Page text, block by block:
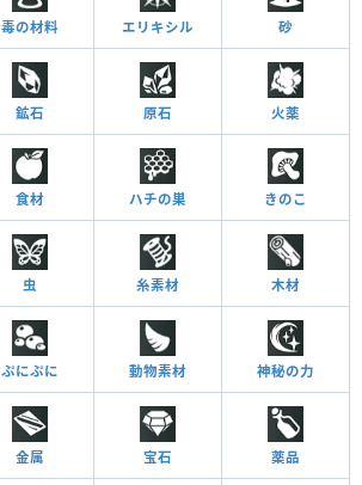
毒の材料 エリキシル 砂
鉱石 原石 火薬
食材 ハチの巣 きのこ
虫 糸素材 木材
ぷにぷに 動物素材 神秘の力
金属 宝石 薬品